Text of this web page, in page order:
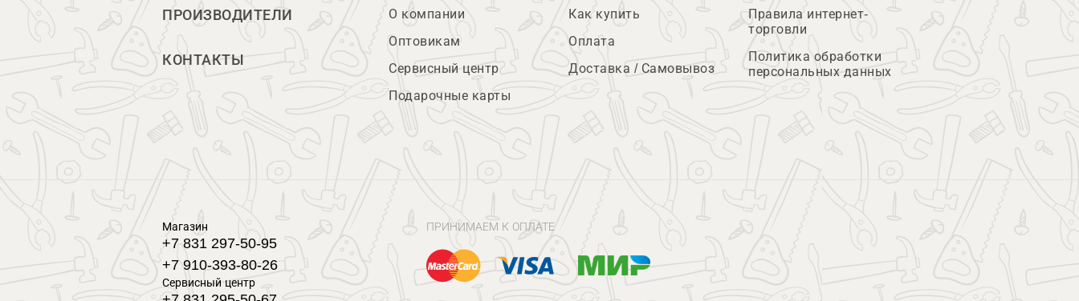
ПРОИЗВОДИТЕЛИ
КОНТАКТЫ
О компании
Оптовикам
Сервисный центр
Подарочные карты
Как купить
Оплата
Доставка / Самовывоз
Правила интернет-
торговли
Политика обработки
персональных данных
Магазин
+7 831 297-50-95
+7 910-393-80-26
Сервисный центр
ПРИНИМАЕМ К ОПЛАТЕ